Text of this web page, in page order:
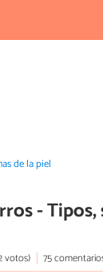
de la piel
-
votos)
75